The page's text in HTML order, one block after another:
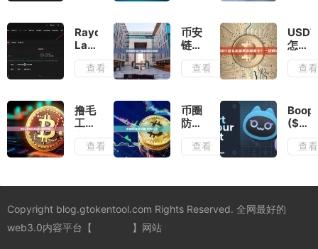
范
析
Raydium
LaunchLab
批量
交易
量｜
防夹
刷量
｜快
速安
延时
查看
币安
链
BSC
一键
教程
查看
USDT
怎么
出金
不会
一招
解决
查看
撸毛
工作
室成
本控
策略
查看
币圈
防夹
子功
能关
查看
是什
么？
投、
查看
Copyright blog.gtokentool.com Rights Reserved. 全网最好的
web3.0内容平台【
】网站